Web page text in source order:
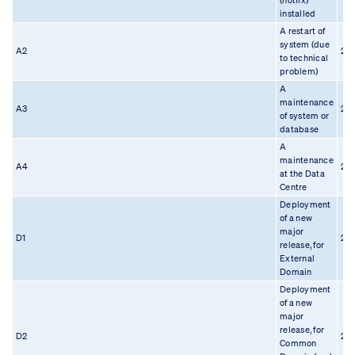
installed
A2
A restart of
system (due
to technical
problem)
A3
A
maintenance
of system or
database
A4
A
maintenance
at the Data
Centre
D1
Deployment
of a new
major
release, for
External
Domain
D2
Deployment
of a new
major
release, for
Common